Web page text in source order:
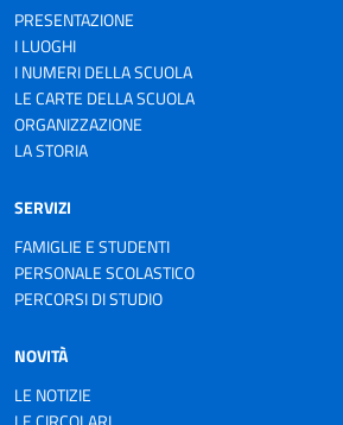
PRESENTAZIONE
I LUOGHI
I NUMERI DELLA SCUOLA
LE CARTE DELLA SCUOLA
ORGANIZZAZIONE
LA STORIA
SERVIZI
FAMIGLIE E STUDENTI
PERSONALE SCOLASTICO
PERCORSI DI STUDIO
NOVITÀ
LE NOTIZIE